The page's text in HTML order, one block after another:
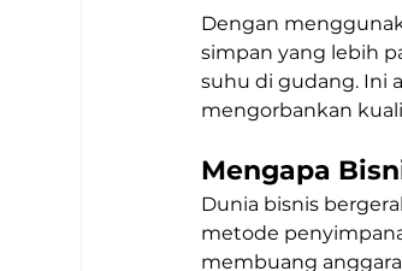
Dengan
simpan yang lebih
suhu di gudang. Ini
mengorbankan
Mengapa
Dunia bisnis
metode
membuang